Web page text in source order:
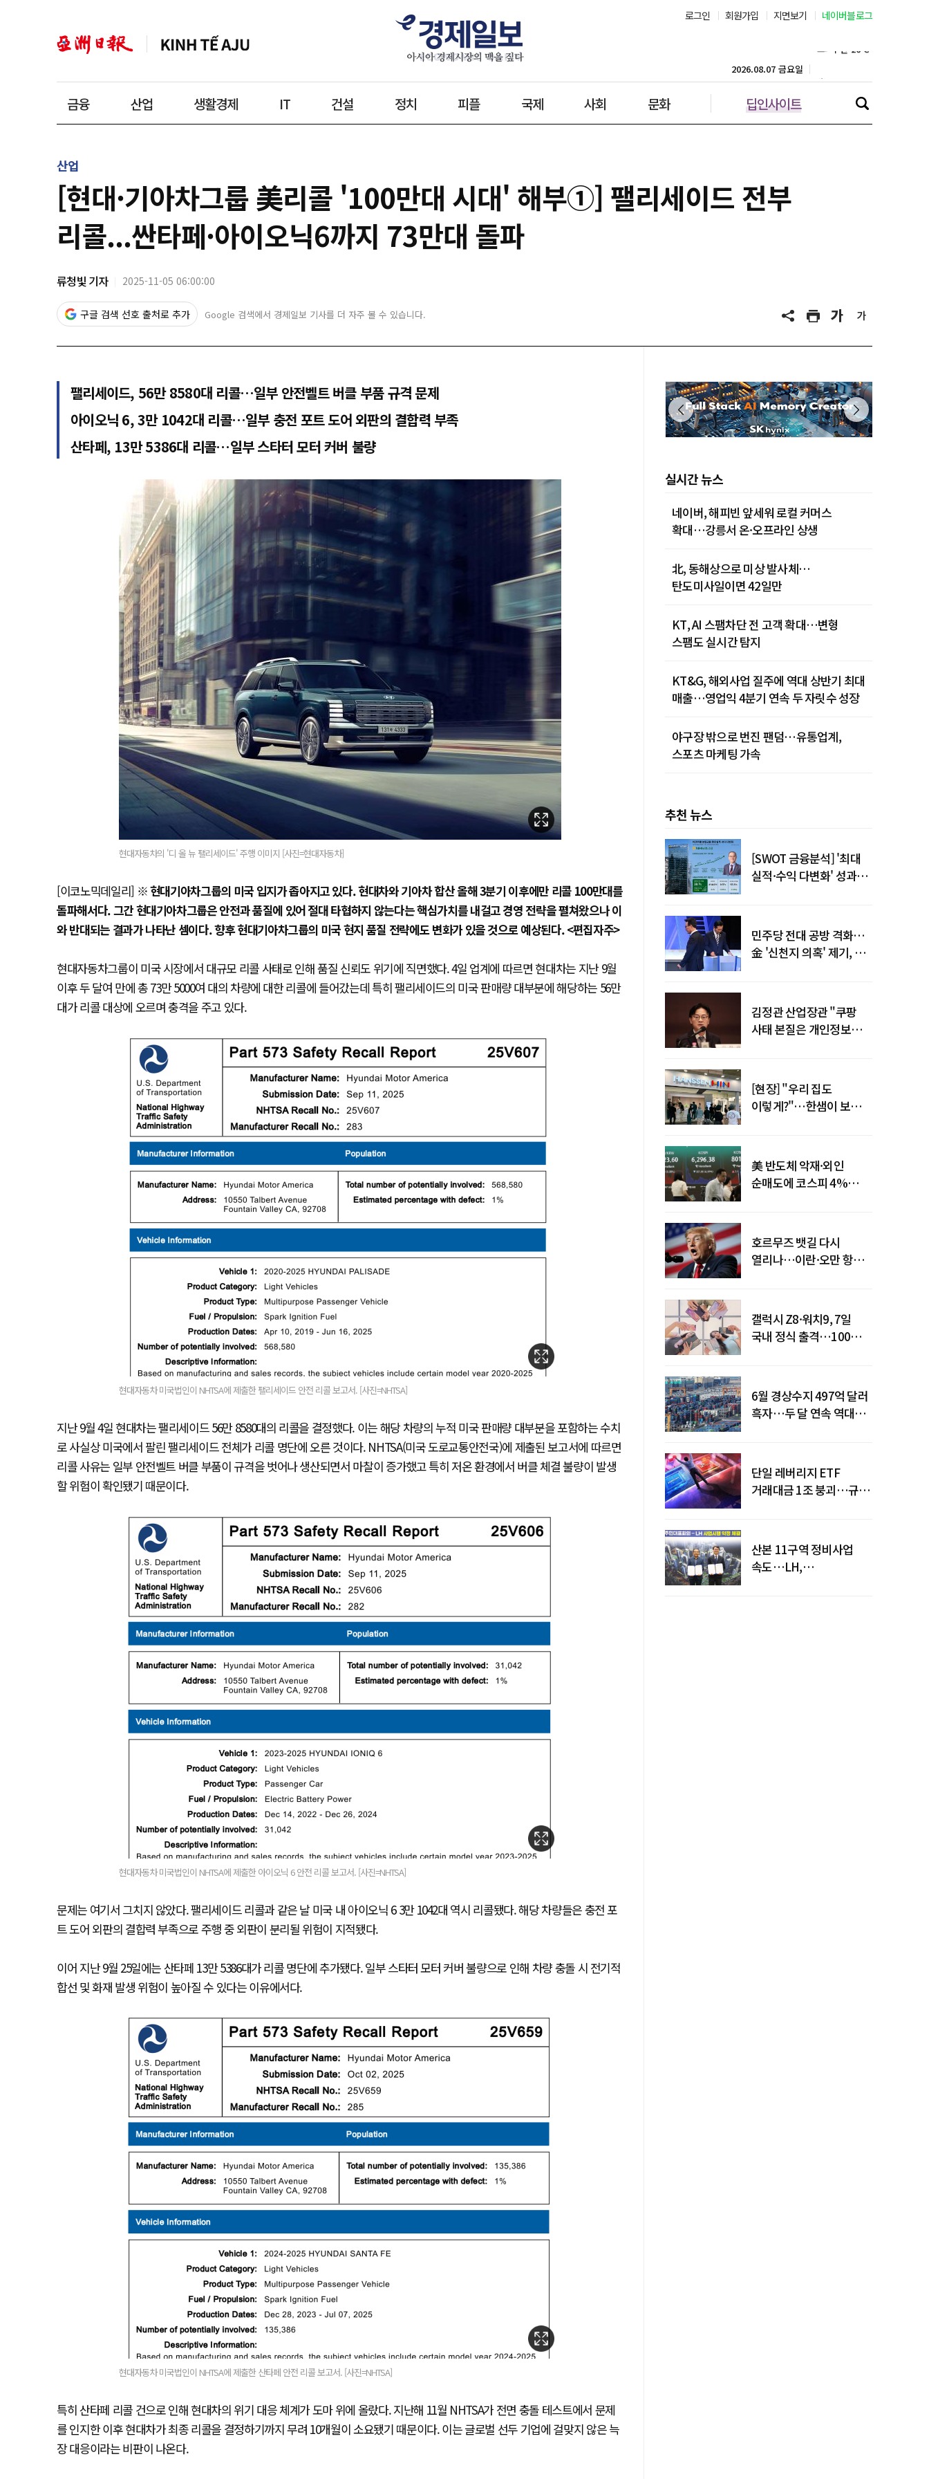
로그인 회원가입 지면보기 네이버블로그
금융 산업 생활경제 IT 건설 정치 피플 국제 사회 문화 딥인사이트
2026.08.07 금요일
인천 28˚C
산업
[현대·기아차그룹 美리콜 '100만대 시대' 해부①] 팰리세이드 전부
리콜...싼타페·아이오닉6까지 73만대 돌파
류청빛 기자 2025-11-05 06:00:00
구글 검색 선호 출처로 추가 Google 검색에서 경제일보 기사를 더 자주 볼 수 있습니다.
팰리세이드, 56만 8580대 리콜…일부 안전벨트 버클 부품 규격 문제
아이오닉 6, 3만 1042대 리콜…일부 충전 포트 도어 외판의 결합력 부족
산타페, 13만 5386대 리콜…일부 스타터 모터 커버 불량
현대자동차의 '디 올 뉴 팰리세이드' 주행 이미지 [사진=현대자동차]
[이코노믹데일리] ※현대기아차그룹의 미국 입지가 좁아지고 있다. 현대차와 기아차 합산 올해 3분기 이후에만 리콜 100만대를
돌파해서다. 그간 현대기아차그룹은 안전과 품질에 있어 절대 타협하지 않는다는 핵심가치를 내걸고 경영 전략을 펼쳐왔으나 이
와 반대되는 결과가 나타난 셈이다. 향후 현대기아차그룹의 미국 현지 품질 전략에도 변화가 있을 것으로 예상된다. <편집자주>
현대자동차그룹이 미국 시장에서 대규모 리콜 사태로 인해 품질 신뢰도 위기에 직면했다. 4일 업계에 따르면 현대차는 지난 9월
이후 두 달여 만에 총 73만 5000여 대의 차량에 대한 리콜에 들어갔는데 특히 팰리세이드의 미국 판매량 대부분에 해당하는 56만
대가 리콜 대상에 오르며 충격을 주고 있다.
현대자동차 미국법인이 NHTSA에 제출한 팰리세이드 안전 리콜 보고서. [사진=NHTSA]
지난 9월 4일 현대차는 팰리세이드 56만 8580대의 리콜을 결정했다. 이는 해당 차량의 누적 미국 판매량 대부분을 포함하는 수치
로 사실상 미국에서 팔린 팰리세이드 전체가 리콜 명단에 오른 것이다. NHTSA(미국 도로교통안전국)에 제출된 보고서에 따르면
리콜 사유는 일부 안전벨트 버클 부품이 규격을 벗어나 생산되면서 마찰이 증가했고 특히 저온 환경에서 버클 체결 불량이 발생
할 위험이 확인됐기 때문이다.
현대자동차 미국법인이 NHTSA에 제출한 아이오닉 6 안전 리콜 보고서. [사진=NHTSA]
문제는 여기서 그치지 않았다. 팰리세이드 리콜과 같은 날 미국 내 아이오닉 6 3만 1042대 역시 리콜됐다. 해당 차량들은 충전 포
트 도어 외판의 결합력 부족으로 주행 중 외판이 분리될 위험이 지적됐다.
이어 지난 9월 25일에는 산타페 13만 5386대가 리콜 명단에 추가됐다. 일부 스타터 모터 커버 불량으로 인해 차량 충돌 시 전기적
합선 및 화재 발생 위험이 높아질 수 있다는 이유에서다.
현대자동차 미국법인이 NHTSA에 제출한 산타페 안전 리콜 보고서. [사진=NHTSA]
특히 산타페 리콜 건으로 인해 현대차의 위기 대응 체계가 도마 위에 올랐다. 지난해 11월 NHTSA가 전면 충돌 테스트에서 문제
를 인지한 이후 현대차가 최종 리콜을 결정하기까지 무려 10개월이 소요됐기 때문이다. 이는 글로벌 선두 기업에 걸맞지 않은 늑
장 대응이라는 비판이 나온다.
실시간 뉴스
네이버, 해피빈 앞세워 로컬 커머스
확대…강릉서 온·오프라인 상생
北, 동해상으로 미상 발사체…
탄도미사일이면 42일만
KT, AI 스팸차단 전 고객 확대…변형
스팸도 실시간 탐지
KT&G, 해외사업 질주에 역대 상반기 최대
매출…영업익 4분기 연속 두 자릿수 성장
야구장 밖으로 번진 팬덤…유통업계,
스포츠 마케팅 가속
추천 뉴스
[SWOT 금융분석] '최대
실적·수익 다변화' 성과…
민주당 전대 공방 격화…
金 '신천지 의혹' 제기, 鄭
김정관 산업장관 "쿠팡
사태 본질은 개인정보
[현장] "우리 집도
이렇게?"…한샘이 보여준
美 반도체 악재·외인
순매도에 코스피 4%
호르무즈 뱃길 다시
열리나…이란·오만 항로
갤럭시 Z8·워치9, 7일
국내 정식 출격…100개국
6월 경상수지 497억 달러
흑자…두 달 연속 역대
단일 레버리지 ETF
거래대금 1조 붕괴…규제
산본 11구역 정비사업
속도…LH,